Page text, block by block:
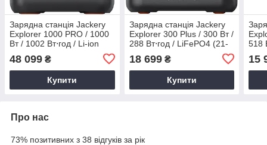
Зарядна станція Jackery
Explorer 1000 PRO / 1000
Вт / 1002 Вт⋅год / Li-ion
PRO)
48 099 ₴
Купити
Зарядна станція Jackery
Explorer 300 Plus / 300 Вт /
288 Вт⋅год / LiFePO4 (21-
18 699₴
Купити
518
15
Про нас
73% позитивних з 38 відгуків за рік